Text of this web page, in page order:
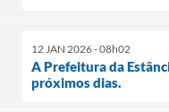
12 JAN 2026 - 08h02
A Prefeitura da
próximos dias.